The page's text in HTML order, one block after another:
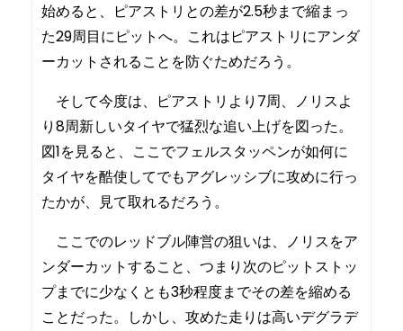
始めると、ピアストリとの差が2.5秒まで縮まっ
た29周目にピットへ。これはピアストリにアンダ
ーカットされることを防ぐためだろう。
そして今度は、ピアストリより7周、ノリスよ
り8周新しいタイヤで猛烈な追い上げを図った。
図1を見ると、ここでフェルスタッペンが如何に
タイヤを酷使してでもアグレッシブに攻めに行っ
たかが、見て取れるだろう。
ここでのレッドブル陣営の狙いは、ノリスをア
ンダーカットすること、つまり次のピットストッ
プまでに少なくとも3秒程度までその差を縮める
ことだった。しかし、攻めた走りは高いデグラデ